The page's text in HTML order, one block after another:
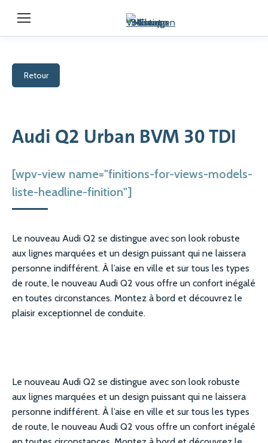
Retour
Audi Q2 Urban BVM 30 TDI
[wpv-view name="finitions-for-views-models-
liste-headline-finition"]
Le nouveau Audi Q2 se distingue avec son look robuste
aux lignes marquées et un design puissant qui ne laissera
personne indifférent. À l’aise en ville et sur tous les types
de route, le nouveau Audi Q2 vous offre un confort inégalé
en toutes circonstances. Montez à bord et découvrez le
plaisir exceptionnel de conduite.
Le nouveau Audi Q2 se distingue avec son look robuste
aux lignes marquées et un design puissant qui ne laissera
personne indifférent. À l’aise en ville et sur tous les types
de route, le nouveau Audi Q2 vous offre un confort inégalé